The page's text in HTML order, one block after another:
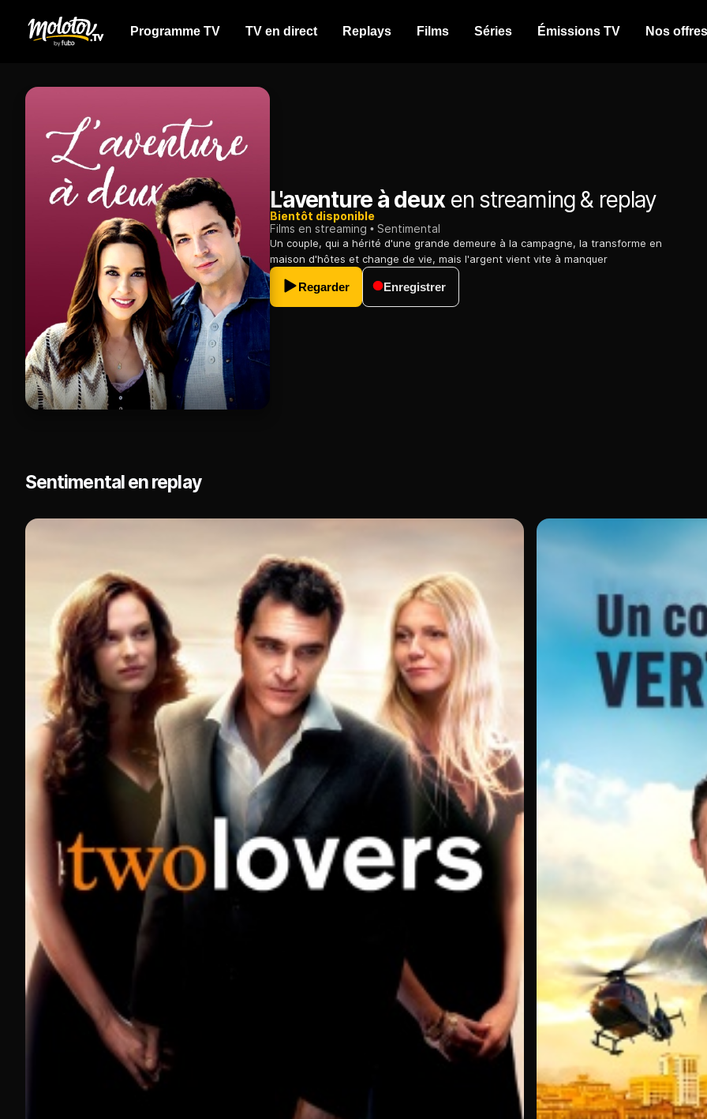
Programme TV TV en direct Replays Films Séries Émissions TV Nos offres
L'aventure à deuxen streaming & replay
Bientôt disponible
Films en streaming
Sentimental
Un couple, qui a hérité d'une grande demeure à la campagne, la transforme en
maison d'hôtes et change de vie, mais l'argent vient vite à manquer
Regarder Enregistrer
Sentimental en replay